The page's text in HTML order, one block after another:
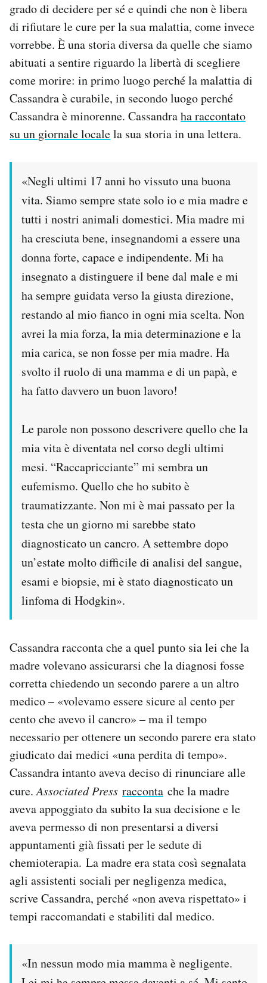
grado di decidere per sé e quindi che non è libera
di rifiutare le cure per la sua malattia, come invece
vorrebbe. È una storia diversa da quelle che siamo
abituati a sentire riguardo la libertà di scegliere
come morire: in primo luogo perché la malattia di
Cassandra è curabile, in secondo luogo perché
Cassandra è minorenne. Cassandraha raccontato
su un giornale localela sua storia in una lettera.
«Negli ultimi 17 anni ho vissuto una buona
vita. Siamo sempre state solo io e mia madre e
tutti i nostri animali domestici. Mia madre mi
ha cresciuta bene, insegnandomi a essere una
donna forte, capace e indipendente. Mi ha
insegnato a distinguere il bene dal male e mi
ha sempre guidata verso la giusta direzione,
restando al mio fianco in ogni mia scelta. Non
avrei la mia forza, la mia determinazione e la
mia carica, se non fosse per mia madre. Ha
svolto il ruolo di una mamma e di un papà, e
ha fatto davvero un buon lavoro!
Le parole non possono descrivere quello che la
mia vita è diventata nel corso degli ultimi
mesi. “Raccapricciante” mi sembra un
eufemismo. Quello che ho subito è
traumatizzante. Non mi è mai passato per la
testa che un giorno mi sarebbe stato
diagnosticato un cancro. A settembre dopo
un’estate molto difficile di analisi del sangue,
esami e biopsie, mi è stato diagnosticato un
linfoma di Hodgkin».
Cassandra racconta che a quel punto sia lei che la
madre volevano assicurarsi che la diagnosi fosse
corretta chiedendo un secondo parere a un altro
medico – «volevamo essere sicure al cento per
cento che avevo il cancro» – ma il tempo
necessario per ottenere un secondo parere era stato
giudicato dai medici «una perdita di tempo».
Cassandra intanto aveva deciso di rinunciare alle
cure.Associated Press racconta che la madre
aveva appoggiato da subito la sua decisione e le
aveva permesso di non presentarsi a diversi
appuntamenti già fissati per le sedute di
chemioterapia. La madre era stata così segnalata
agli assistenti sociali per negligenza medica,
scrive Cassandra, perché «non aveva rispettato» i
tempi raccomandati e stabiliti dal medico.
«In nessun modo mia mamma è negligente.